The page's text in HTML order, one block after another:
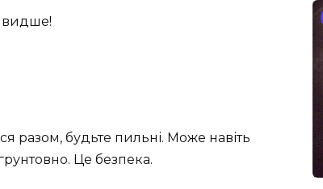
разом, будьте пильні. Може навіть
Це безпека.